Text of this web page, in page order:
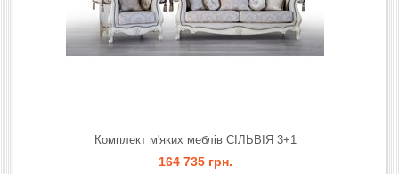
Комплект м'яких меблів СІЛЬВІЯ 3+1
164 735 грн.